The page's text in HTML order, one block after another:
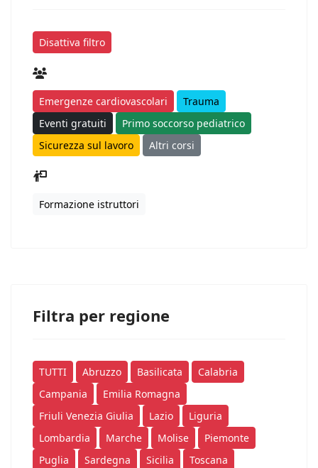
Disattiva filtro
Emergenze cardiovascolari
Trauma
Eventi gratuiti
Primo soccorso pediatrico
Sicurezza sul lavoro
Altri corsi
Formazione istruttori
Filtra per regione
TUTTI Abruzzo Basilicata
Calabria
Campania
Emilia Romagna
Friuli Venezia Giulia
Lazio
Liguria
Lombardia
Marche Molise
Piemonte
Puglia
Sardegna Sicilia
Toscana